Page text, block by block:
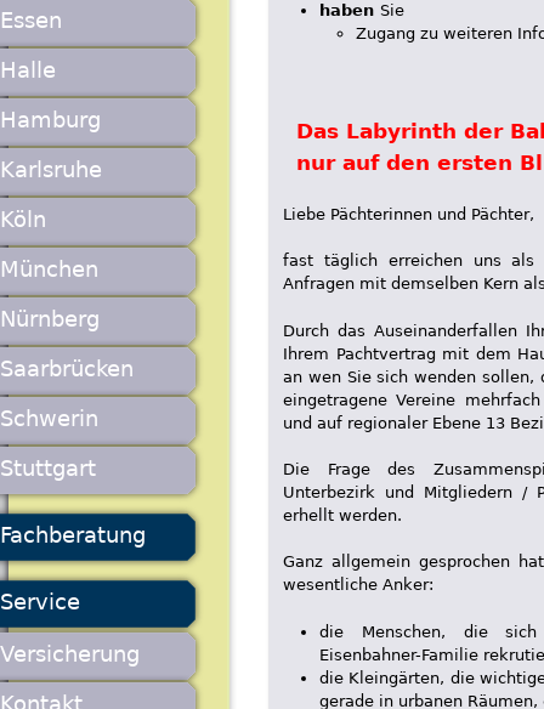
haben Sie
Zugang zu weiteren
Das Labyrinth der
nur auf den ersten
Liebe Pächterinnen und Pächter,
fast täglich erreichen uns als
Anfragen mit demselben Kern
Durch das Auseinanderfallen
Ihrem Pachtvertrag mit dem
an wen Sie sich wenden
eingetragene Vereine
und auf regionaler Ebene 13
Die Frage des
Unterbezirk und Mitgliedern /
erhellt werden.
Ganz allgemein gesprochen
wesentliche Anker:
die Menschen, die
Eisenbahner-Familie
die Kleingärten, die
gerade in urbanen
Essen
Halle
Hamburg
Karlsruhe
Köln
München
Nürnberg
Saarbrücken
Schwerin
Stuttgart
Fachberatung
Service
Versicherung
Kontakt